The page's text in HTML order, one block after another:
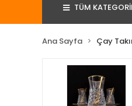
TÜM
Ana Sayfa Çay